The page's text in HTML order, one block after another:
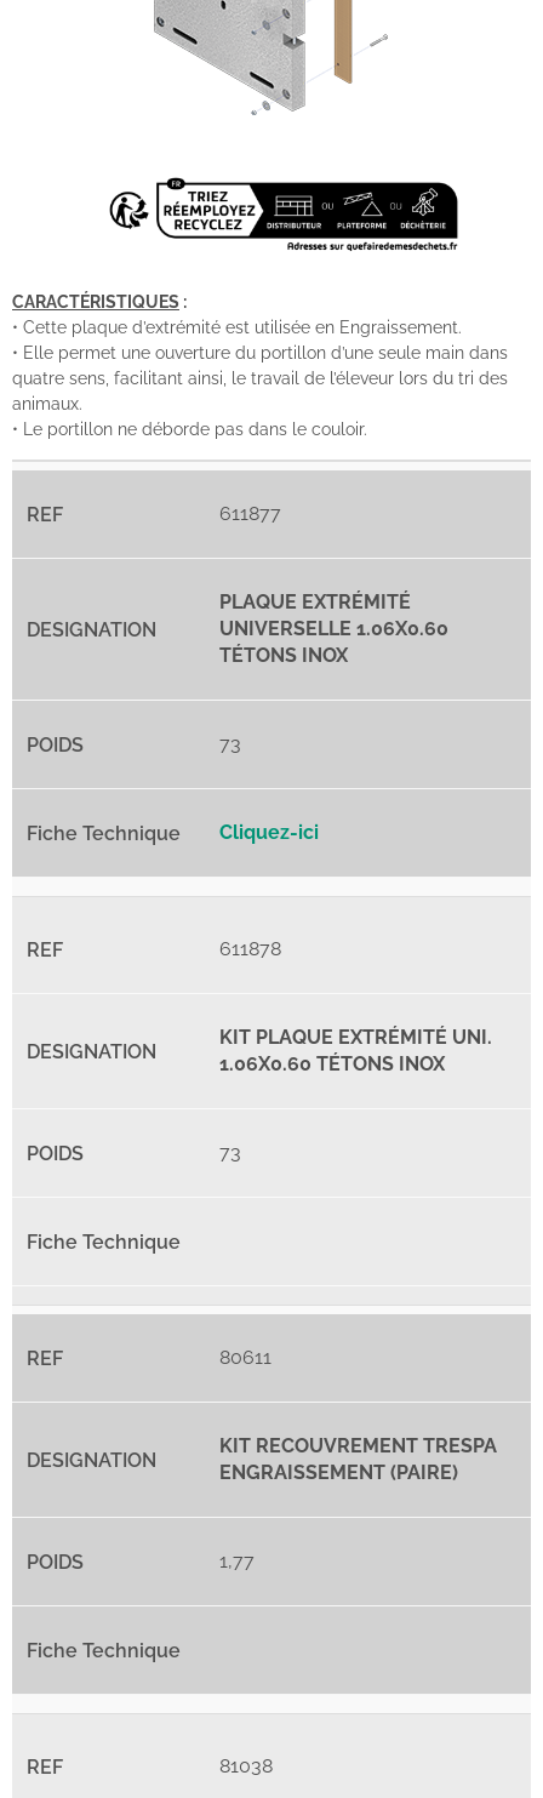
CARACTÉRISTIQUES :
• Cette plaque d’extrémité est utilisée en Engraissement.
• Elle permet une ouverture du portillon d’une seule main dans
quatre sens, facilitant ainsi, le travail de l’éleveur lors du tri des
animaux.
• Le portillon ne déborde pas dans le couloir.
611877
PLAQUE EXTRÉMITÉ
UNIVERSELLE 1.06X0.60
TÉTONS INOX
73
Cliquez-ici
611878
KIT PLAQUE EXTRÉMITÉ UNI.
1.06X0.60 TÉTONS INOX
73
80611
KIT RECOUVREMENT TRESPA
ENGRAISSEMENT (PAIRE)
1,77
81038